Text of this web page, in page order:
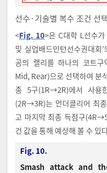
선수·기술별 복수 조건 선
<Fig. 10>은 C대학 L선수
및 실업배드민턴선수권대회
공의 랠리를 하나의 코트
Mid, Rear)으로 선택하여 분
종 5구(1R→2R)에서 사용
(2R→3R)는 언더클리어 최
고 마지막 최종 득점구
건 값을 통해 예상해 볼 수 있
Fig. 10.
Smash attack and